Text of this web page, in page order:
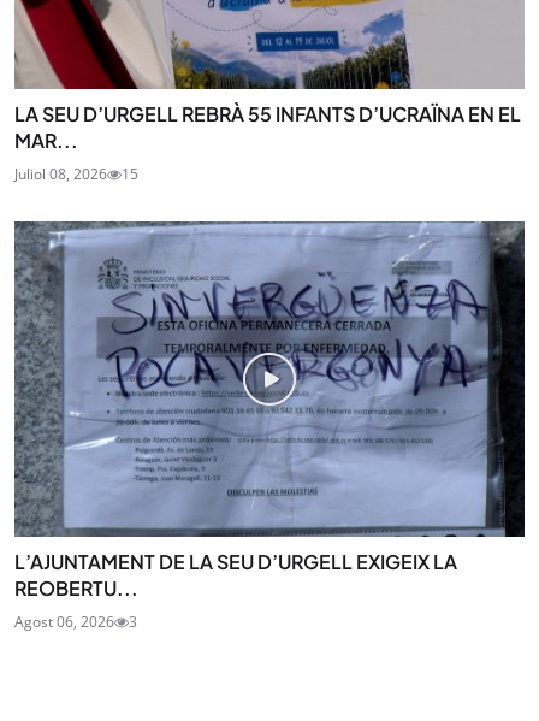
LA SEU D’URGELL REBRÀ 55 INFANTS D’UCRAÏNA EN EL
MAR...
Juliol 08, 2026 15
L’AJUNTAMENT DE LA SEU D’URGELL EXIGEIX LA
REOBERTU...
Agost 06, 2026 3